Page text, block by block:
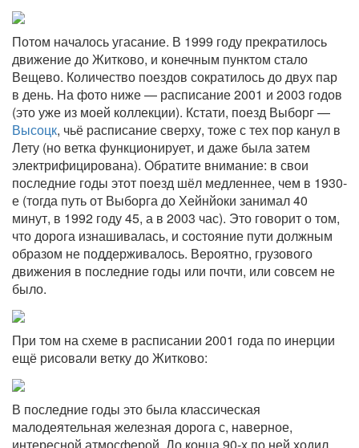
Потом началось угасание. В 1999 году прекратилось
движение до Житково, и конечным пунктом стало
Вещево. Количество поездов сократилось до двух пар
в день. На фото ниже — расписание 2001 и 2003 годов
(это уже из моей коллекции). Кстати, поезд Выборг —
Высоцк, чьё расписание сверху, тоже с тех пор канул в
Лету (но ветка функционирует, и даже была затем
электрифицирована). Обратите внимание: в свои
последние годы этот поезд шёл медленнее, чем в 1930-
е (тогда путь от Выборга до Хейнйоки занимал 40
минут, в 1992 году 45, а в 2003 час). Это говорит о том,
что дорога изнашивалась, и состояние пути должным
образом не поддерживалось. Вероятно, грузового
движения в последние годы или почти, или совсем не
было.
При том на схеме в расписании 2001 года по инерции
ещё рисовали ветку до Житково:
В последние годы это была классическая
малодеятельная железная дорога с, наверное,